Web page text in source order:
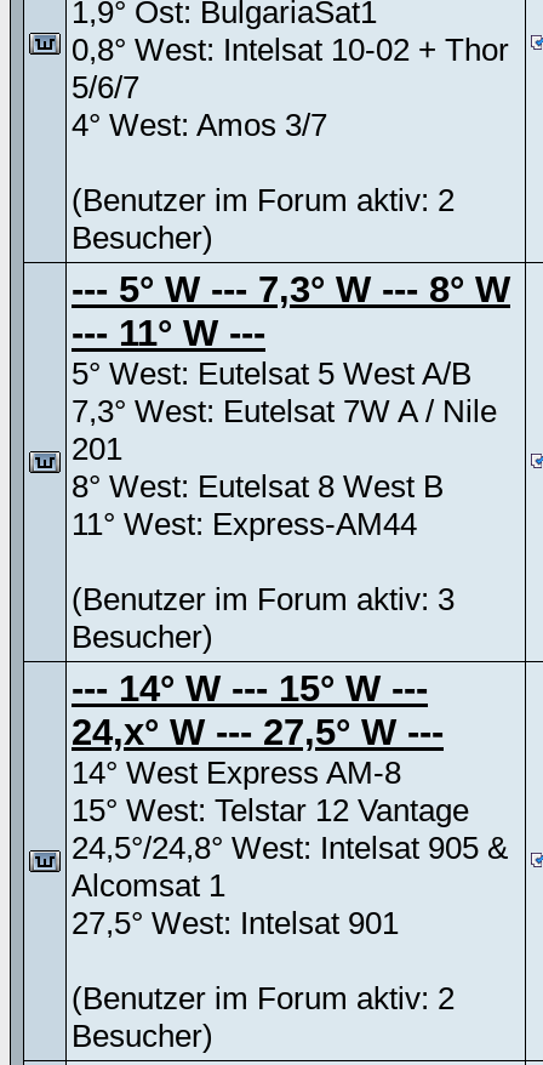
1,9° Ost: BulgariaSat1
0,8° West: Intelsat 10-02 + Thor
5/6/7
4° West: Amos 3/7
(Benutzer im Forum aktiv: 2
Besucher)
--- 5° W --- 7,3° W --- 8° W
--- 11° W ---
5° West: Eutelsat 5 West A/B
7,3° West: Eutelsat 7W A / Nile
201
8° West: Eutelsat 8 West B
11° West: Express-AM44
(Benutzer im Forum aktiv: 3
Besucher)
--- 14° W --- 15° W ---
24,x° W --- 27,5° W ---
14° West Express AM-8
15° West: Telstar 12 Vantage
24,5°/24,8° West: Intelsat 905 &
Alcomsat 1
27,5° West: Intelsat 901
(Benutzer im Forum aktiv: 2
Besucher)